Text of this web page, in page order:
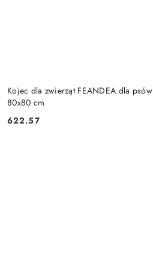
Kojec dla zwierząt FEANDEA dla
80x80 cm
Cena:
622.57